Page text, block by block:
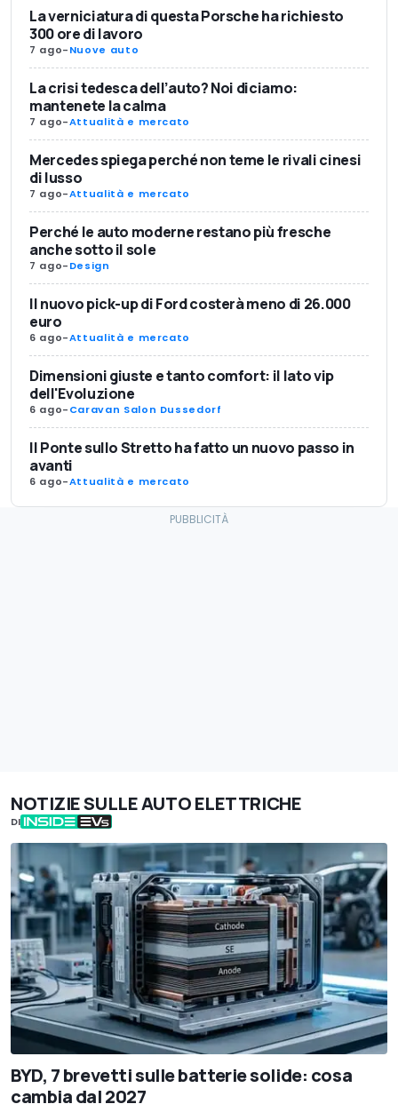
La verniciatura di questa Porsche ha richiesto
300 ore di lavoro
7 ago-Nuove auto
La crisi tedesca dell’auto? Noi diciamo:
mantenete la calma
7 ago-Attualità e mercato
Mercedes spiega perché non teme le rivali cinesi
di lusso
7 ago-Attualità e mercato
Perché le auto moderne restano più fresche
anche sotto il sole
7 ago-Design
Il nuovo pick-up di Ford costerà meno di 26.000
euro
6 ago-Attualità e mercato
Dimensioni giuste e tanto comfort: il lato vip
dell'Evoluzione
6 ago-Caravan Salon Dussedorf
Il Ponte sullo Stretto ha fatto un nuovo passo in
avanti
6 ago-Attualità e mercato
NOTIZIE SULLE AUTO ELETTRICHE
DI
BYD, 7 brevetti sulle batterie solide: cosa
cambia dal 2027